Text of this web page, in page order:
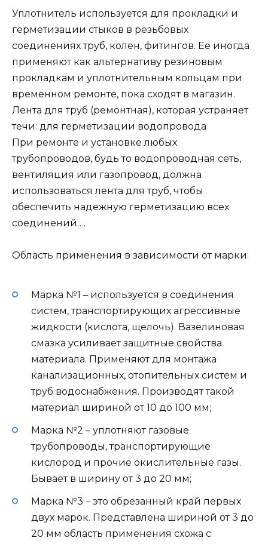
Уплотнитель используется для прокладки и
герметизации стыков в резьбовых
соединениях труб, колен, фитингов. Ее иногда
применяют как альтернативу резиновым
прокладкам и уплотнительным кольцам при
временном ремонте, пока сходят в магазин.
Лента для труб (ремонтная), которая устраняет
течи: для герметизации водопровода
При ремонте и установке любых
трубопроводов, будь то водопроводная сеть,
вентиляция или газопровод, должна
использоваться лента для труб, чтобы
обеспечить надежную герметизацию всех
соединений….
Область применения в зависимости от марки:
Марка №1 – используется в соединения
систем, транспортирующих агрессивные
жидкости (кислота, щелочь). Вазелиновая
смазка усиливает защитные свойства
материала. Применяют для монтажа
канализационных, отопительных систем и
труб водоснабжения. Производят такой
материал шириной от 10 до 100 мм;
Марка №2 – уплотняют газовые
трубопроводы, транспортирующие
кислород и прочие окислительные газы.
Бывает в ширину от 3 до 20 мм;
Марка №3 – это обрезанный край первых
двух марок. Представлена шириной от 3 до
20 мм область применения схожа с